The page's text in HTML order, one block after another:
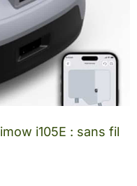
i105E : sans fil